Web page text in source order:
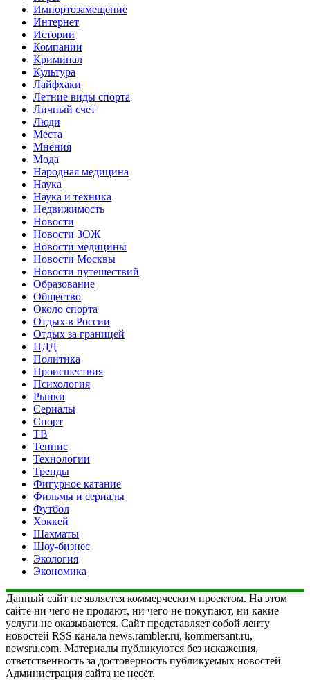
Импортозамещение
Интернет
Истории
Компании
Криминал
Культура
Лайфхаки
Летние виды спорта
Личный счет
Люди
Места
Мнения
Мода
Народная медицина
Наука
Наука и техника
Недвижимость
Новости
Новости ЗОЖ
Новости медицины
Новости Москвы
Новости путешествий
Образование
Общество
Около спорта
Отдых в России
Отдых за границей
ПДД
Политика
Происшествия
Психология
Рынки
Сериалы
Спорт
ТВ
Теннис
Технологии
Тренды
Фигурное катание
Фильмы и сериалы
Футбол
Хоккей
Шахматы
Шоу-бизнес
Экология
Экономика
Данный сайт не является коммерческим проектом. На этом
сайте ни чего не продают, ни чего не покупают, ни какие
услуги не оказываются. Сайт представляет собой ленту
новостей RSS канала news.rambler.ru, kommersant.ru,
newsru.com. Материалы публикуются без искажения,
ответственность за достоверность публикуемых новостей
Администрация сайта не несёт.